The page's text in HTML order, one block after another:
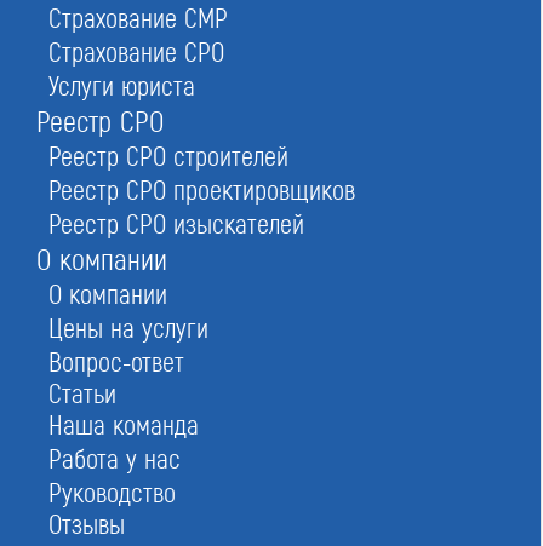
Страхование СМР
Страхование СРО
Услуги юриста
Реестр СРО
Реестр СРО строителей
Реестр СРО проектировщиков
Реестр СРО изыскателей
О компании
О компании
Цены на услуги
Вопрос-ответ
Статьи
Наша команда
Работа у нас
Руководство
Отзывы
Вступительный взнос
Членский взнос
Взнос в компенсационный фонд
Страховой взнос